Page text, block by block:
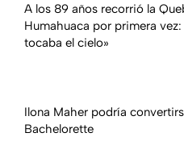
A los 89 años recorrió la
Humahuaca por primera vez:
tocaba el cielo»
Ilona Maher podría
Bachelorette